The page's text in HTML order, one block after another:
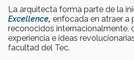
La arquitecta forma parte de la
Excellence, enfocada en atraer a
reconocidos internacionalmente,
experiencia e ideas
facultad del Tec.